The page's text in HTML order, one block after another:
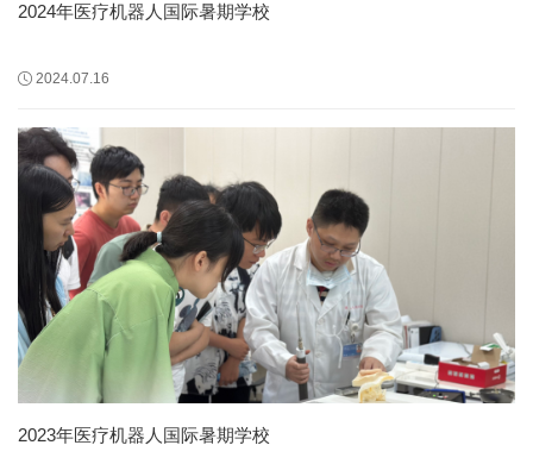
2024年医疗机器人国际暑期学校
2024.07.16
2023年医疗机器人国际暑期学校